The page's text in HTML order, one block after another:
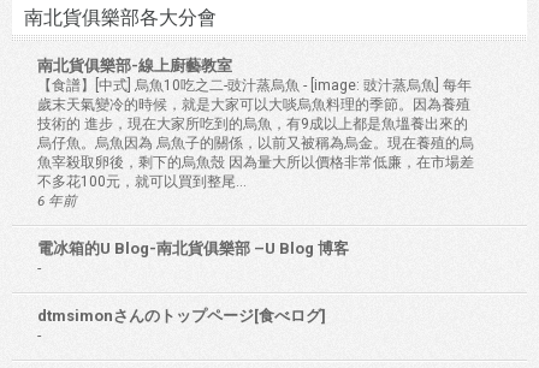
南北貨俱樂部各大分會
南北貨俱樂部-線上廚藝教室
【食譜】[中式] 烏魚10吃之二-豉汁蒸烏魚 - [image: 豉汁蒸烏魚] 每年
歲末天氣變冷的時候，就是大家可以大啖烏魚料理的季節。因為養殖
技術的 進步，現在大家所吃到的烏魚，有9成以上都是魚塭養出來的
烏仔魚。烏魚因為 烏魚子的關係，以前又被稱為烏金。現在養殖的烏
魚宰殺取卵後，剩下的烏魚殼 因為量大所以價格非常低廉，在市場差
不多花100元，就可以買到整尾...
6 年前
電冰箱的U Blog-南北貨俱樂部 –U Blog 博客
-
dtmsimonさんのトップページ[食べログ]
-